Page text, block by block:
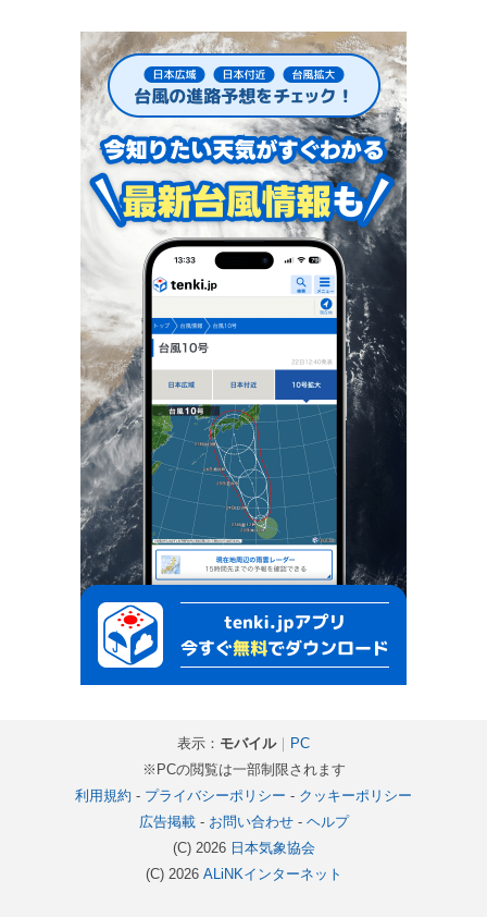
表示： モバイル｜ PC
※PCの閲覧は一部制限されます
利用規約 - プライバシーポリシー - クッキーポリシー
広告掲載- お問い合わせ- ヘルプ
(C) 2026 日本気象協会
(C) 2026 ALiNKインターネット